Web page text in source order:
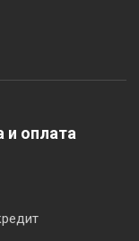
и оплата